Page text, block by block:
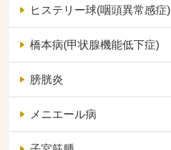
ヒステリー球(咽頭異常感症)
橋本病(甲状腺機能低下症)
膀胱炎
メニエール病